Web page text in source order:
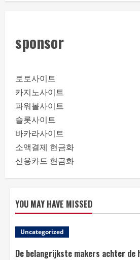
sponsor
토토사이트
카지노사이트
파워볼사이트
슬롯사이트
바카라사이트
소액결제 현금화
신용카드 현금화
YOU MAY HAVE MISSED
Uncategorized
De belangrijkste makers achter de